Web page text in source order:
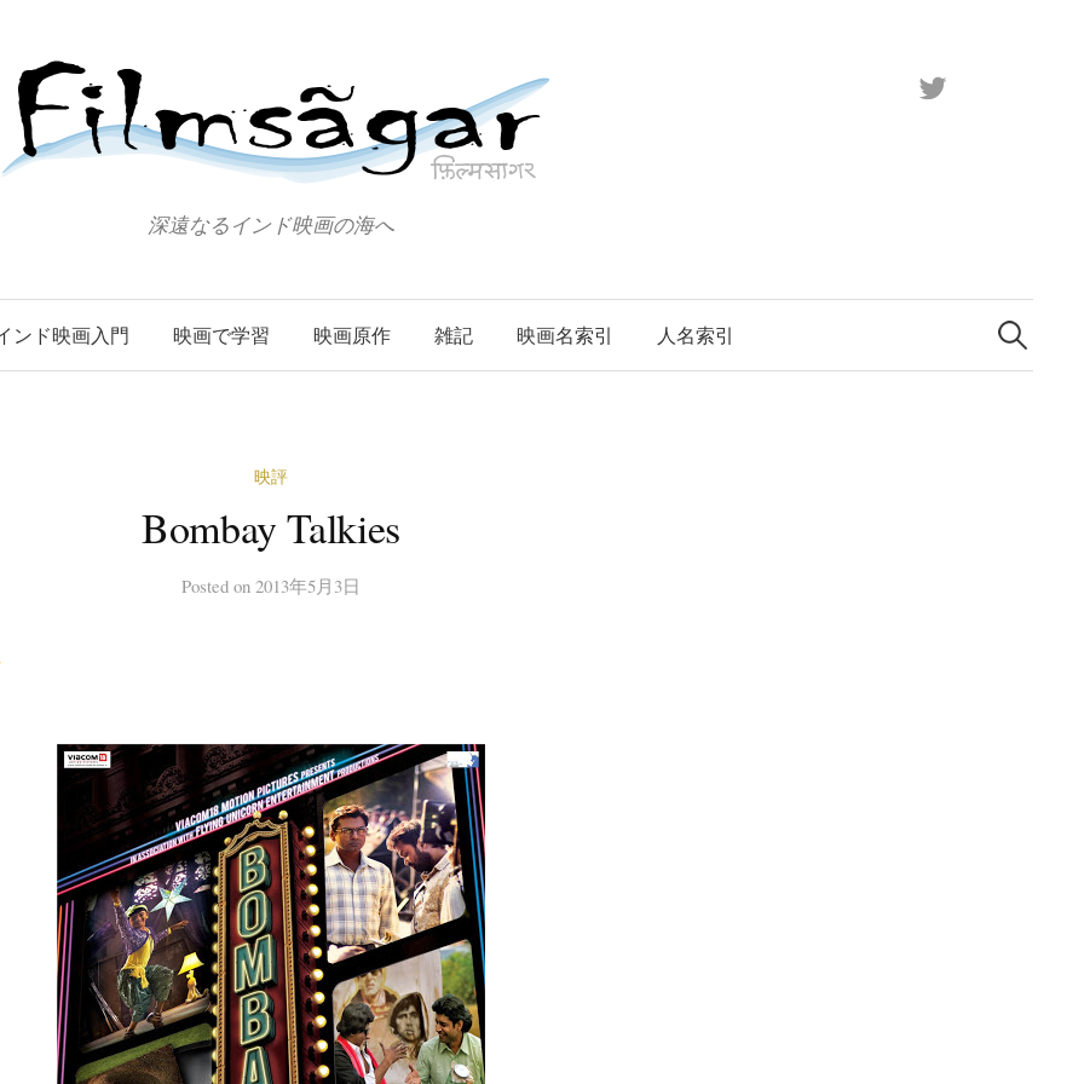
深遠なるインド映画の海へ
ンド映画入門 映画で学習 映画原作 雑記 映画名索引 人名索引
検
索:
映評
Bombay Talkies
Posted on 2013年5月3日